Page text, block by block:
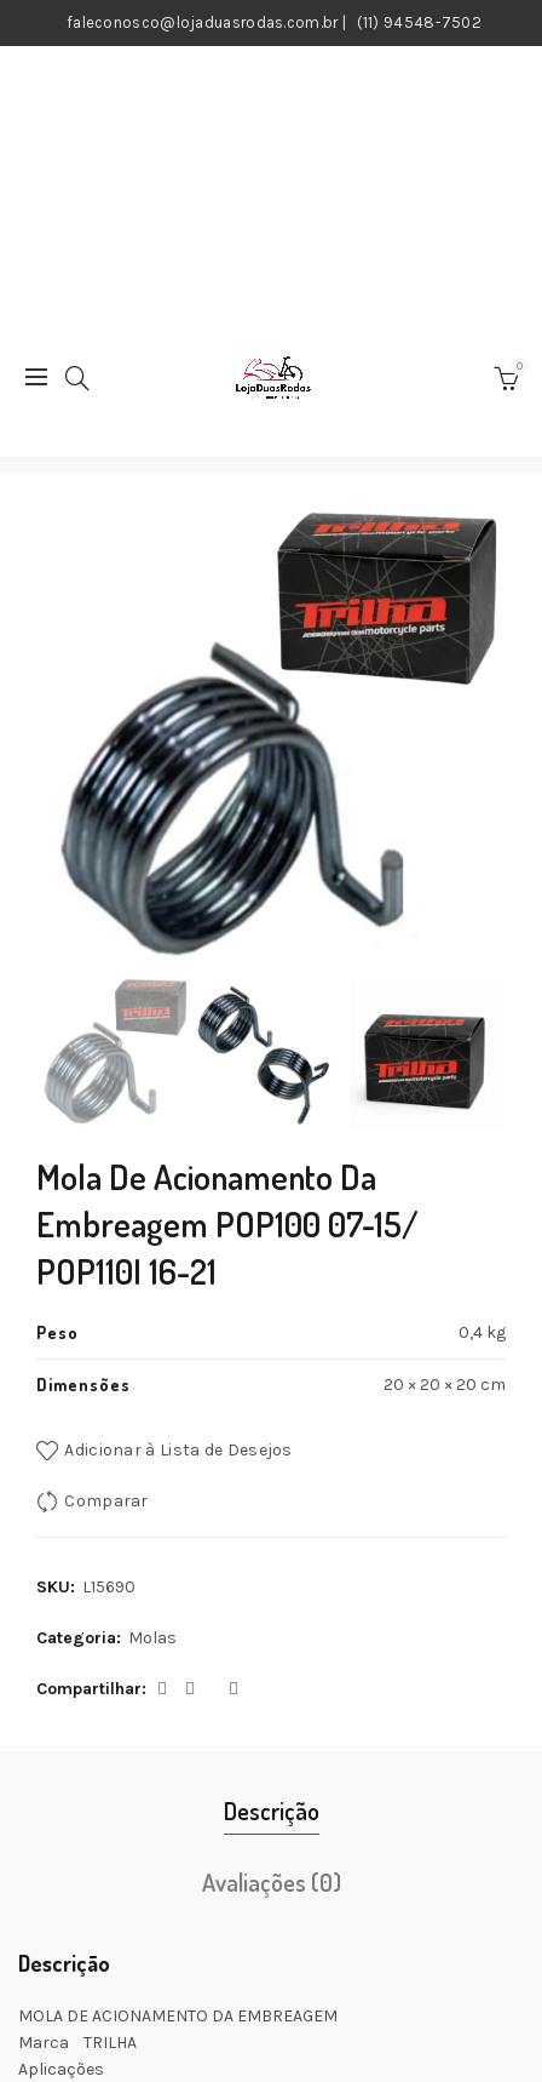
faleconosco@lojaduasrodas.com.br| (11) 94548-7502
0
Mola De Acionamento Da
Embreagem POP100 07-15/
POP110I 16-21
Peso 0,4 kg
Dimensões 20 × 20 × 20 cm
Adicionar à Lista de Desejos
Comparar
SKU: L15690
Categoria: Molas
Compartilhar
Descrição
Avaliações (0)
Descrição
MOLA DE ACIONAMENTO DA EMBREAGEM
Marca TRILHA
Aplicações